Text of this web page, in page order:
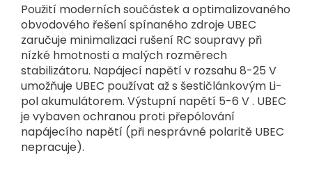
Použití moderních součástek a optimalizovaného
obvodového řešení spínaného zdroje UBEC
zaručuje minimalizaci rušení RC soupravy při
nízké hmotnosti a malých rozměrech
stabilizátoru. Napájecí napětí v rozsahu 8-25 V
umožňuje UBEC používat až s šestičlánkovým Li-
pol akumulátorem. Výstupní napětí 5-6 V . UBEC
je vybaven ochranou proti přepólování
napájecího napětí (při nesprávné polaritě UBEC
nepracuje).